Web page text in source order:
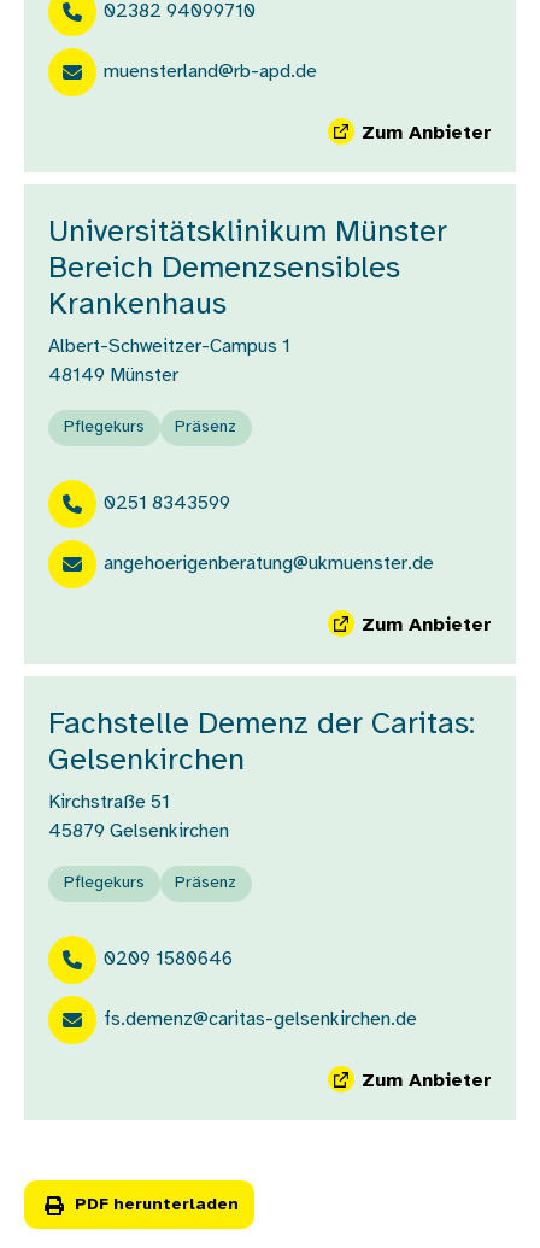
02382 94099710
muensterland@rb-apd.de
Zum Anbieter
Universitätsklinikum Münster
Bereich Demenzsensibles
Krankenhaus
Albert-Schweitzer-Campus 1
48149 Münster
Pflegekurs Präsenz
0251 8343599
angehoerigenberatung@ukmuenster.de
Zum Anbieter
Fachstelle Demenz der Caritas:
Gelsenkirchen
Kirchstraße 51
45879 Gelsenkirchen
Pflegekurs Präsenz
0209 1580646
fs.demenz@caritas-gelsenkirchen.de
Zum Anbieter
PDF herunterladen